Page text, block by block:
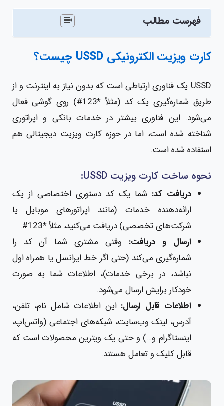
فهرست مطالب
کارت ویزیت الکترونیکی USSD چیست؟
USSD یک فناوری ارتباطی است که بدون نیاز به اینترنت و از
طریق شماره‌گیری یک کد (مثلاً *123#) روی گوشی فعال
می‌شود. این فناوری بیشتر در خدمات بانکی و اپراتوری
شناخته شده است، اما در حوزه کارت ویزیت دیجیتالی هم
استفاده شده است.
نحوه ساخت کارت ویزیت USSD:
دریافت کد: شما یک کد دستوری اختصاصی از یک
ارائه‌دهنده خدمات (مانند اپراتورهای موبایل یا
شرکت‌های تخصصی) دریافت می‌کنید، مثلاً *123#.
ارسال و دریافت: وقتی مشتری شما آن کد را
شماره‌گیری می‌کند (حتی اگر خط ایرانسل یا همراه اول
نباشد، در برخی خدمات)، اطلاعات شما به صورت
خودکار برایش ارسال می‌شود.
اطلاعات قابل ارسال: این اطلاعات شامل نام، تلفن،
آدرس، لینک وب‌سایت، شبکه‌های اجتماعی (واتس‌اپ،
اینستاگرام و…) و حتی یک ویترین محصولات است که
قابل کلیک و تعامل هستند.